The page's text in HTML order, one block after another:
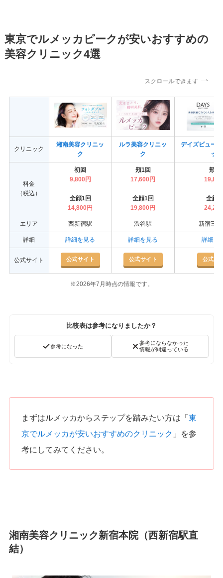
東京でルメッカピークが安いおすすめの
美容クリニック4選
スクロールできます
クリニック
湘南美容クリニッ
ク
ルラ美容クリニッ
ク
デイズビュー
ック
料金
（税込）
初回
9,800円
全顔1回
14,800円
頬1回
17,600円
全顔1回
19,800円
頬1
全顔1
エリア 西新宿駅 渋谷駅 新宿三
詳細 詳細を見る 詳細を見る 詳細を
公式サイト 公式サイト 公式サイト 公式サ
※2026年7月時点の情報です。
比較表は参考になりましたか？
参考になった
参考にならなかった
情報が間違っている
まずはルメッカからステップを踏みたい方は「東
京でルメッカが安いおすすめのクリニック 」を参
考にしてみてください。
湘南美容クリニック新宿本院（西新宿駅直
結）